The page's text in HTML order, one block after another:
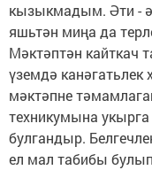
кызыкмадым. Әти -
яшьтән миңа да
Мәктәптән кайткач
үземдә канәгатьлек
мәктәпне
техникумына
булгандыр.
ел мал табибы